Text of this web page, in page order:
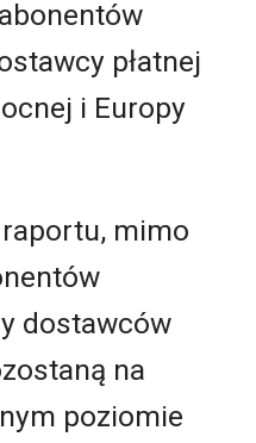
płatnej
i Europy
mimo
dostawców
na
poziomie